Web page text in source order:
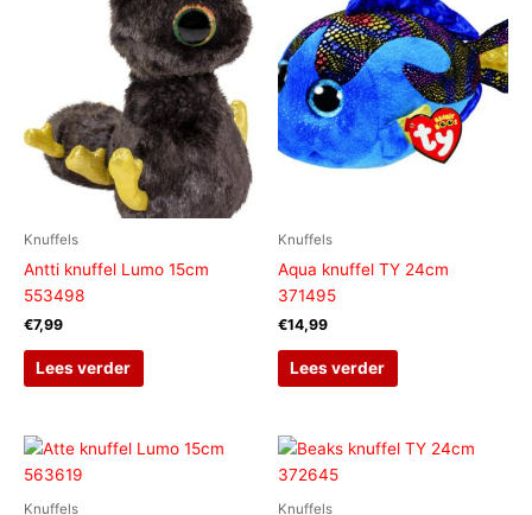
Knuffels
Antti knuffel Lumo 15cm
553498
€7,99
Lees verder
Knuffels
Aqua knuffel TY 24cm
371495
€14,99
Lees verder
Knuffels Knuffels